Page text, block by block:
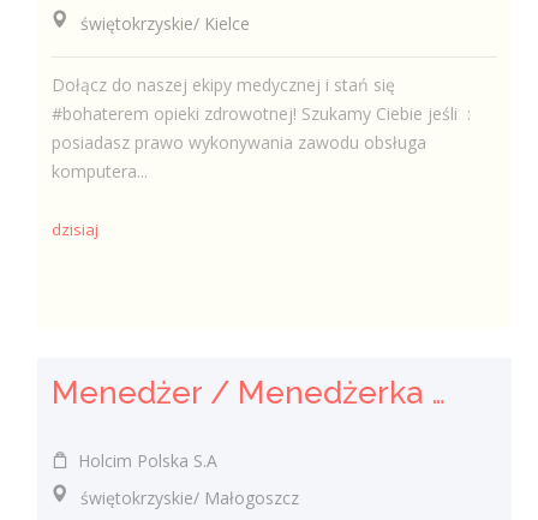
świętokrzyskie/ Kielce
Dołącz do naszej ekipy medycznej i stań się
#bohaterem opieki zdrowotnej! Szukamy Ciebie jeśli ​ :
posiadasz prawo wykonywania zawodu obsługa
komputera...
dzisiaj
Menedżer / Menedżerka Zespołu Strategii Komercyjnej i Kontraktowania
Holcim Polska S.A
świętokrzyskie/ Małogoszcz